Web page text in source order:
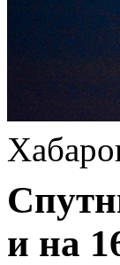
и на